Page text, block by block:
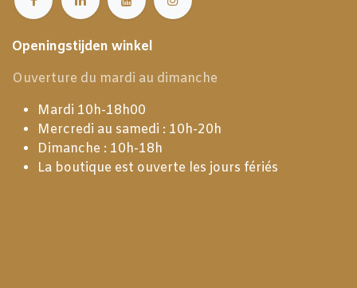
Openingstijden winkel
Ouverture du mardi au dimanche
Mardi 10h-18h00
Mercredi au samedi : 10h-20h
Dimanche : 10h-18h
La boutique est ouverte les jours fériés